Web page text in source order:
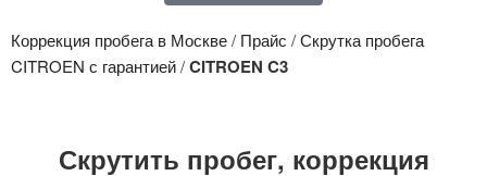
Коррекция пробега в Москве/ Прайс /Скрутка пробега
CITROEN с гарантией/CITROEN C3
Скрутить пробег, коррекция